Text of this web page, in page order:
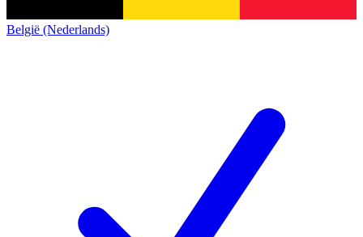
België (Nederlands)